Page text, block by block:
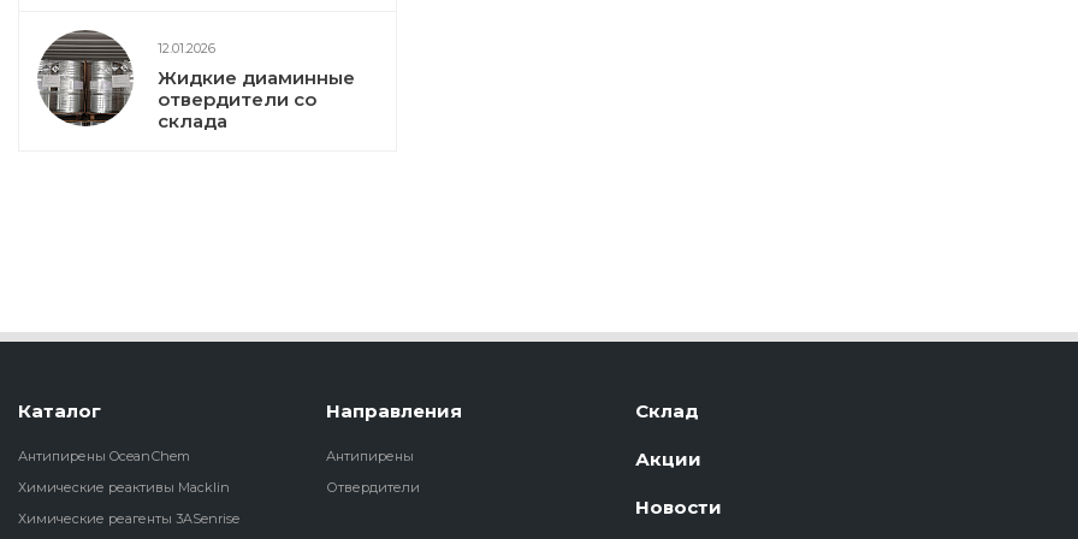
12.01.2026
Жидкие диаминные
отвердители со
склада
Каталог
Антипирены OceanСhem
Химические реактивы Macklin
Химические реагенты 3ASenrise
Направления
Антипирены
Отвердители
Склад
Акции
Новости